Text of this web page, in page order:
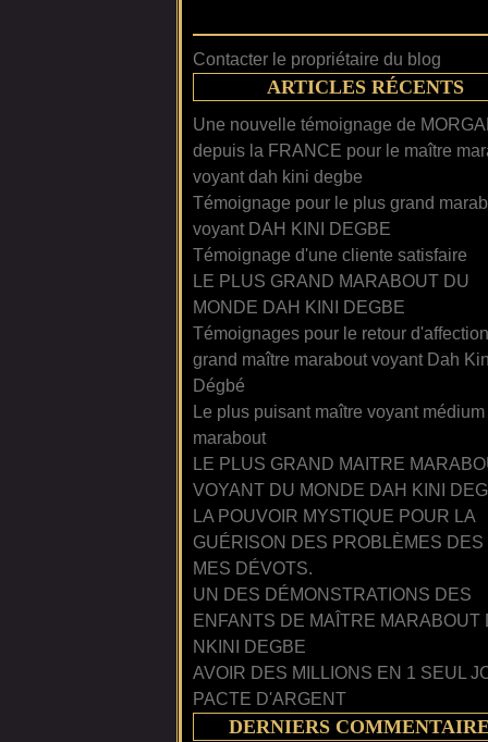
Contacter le propriétaire du blog
ARTICLES RÉCENTS
Une nouvelle témoignage de
depuis la FRANCE pour le maître
voyant dah kini degbe
Témoignage pour le plus grand
voyant DAH KINI DEGBE
Témoignage d'une cliente satisfaire
LE PLUS GRAND MARABOUT DU
MONDE DAH KINI DEGBE
Témoignages pour le retour
grand maître marabout voyant Dah
Dégbé
Le plus puisant maître voyant médium
marabout
LE PLUS GRAND MAITRE
VOYANT DU MONDE DAH KINI
LA POUVOIR MYSTIQUE POUR LA
GUÉRISON DES PROBLÈMES DES
MES DÉVOTS.
UN DES DÉMONSTRATIONS DES
ENFANTS DE MAÎTRE MARABOUT
NKINI DEGBE
AVOIR DES MILLIONS EN 1 SEUL
PACTE D'ARGENT
DERNIERS